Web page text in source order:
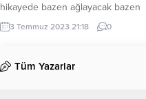
hikayede bazen ağlayacak bazen
kahkaha atacak bazen
düşüncelerini, iç dünyanı
Assur’un gözünden ! hayatı
irdeleyeceksin. Hayatta hiçbirşey
3 Temmuz 2023 21:18 0
Tüm Yazarlar